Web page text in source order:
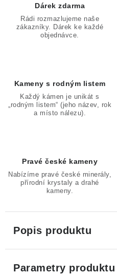
Dárek zdarma
Rádi rozmazlujeme naše
zákazníky. Dárek ke každé
objednávce.
Kameny s rodným listem
Každý kámen je unikát s
„rodným listem“ (jeho název, rok
a místo nálezu).
Pravé české kameny
Nabízíme pravé české minerály,
přírodní krystaly a drahé
kameny.
Popis produktu
Parametry produktu